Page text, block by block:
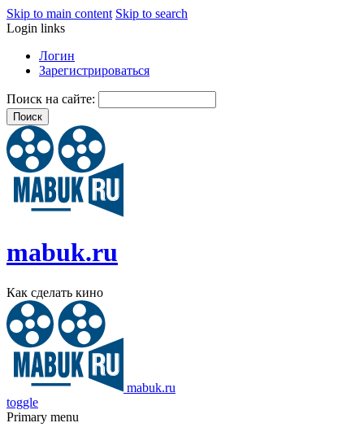
Skip to main content Skip to search
Login links
Логин
Зарегистрироваться
Поиск на сайте:
mabuk.ru
Как сделать кино
mabuk.ru
toggle
Primary menu